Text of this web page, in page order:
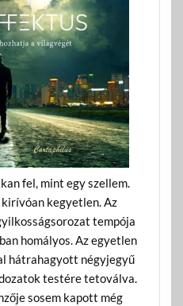
fel, mint egy szellem.
kegyetlen. Az
tempója
homályos. Az egyetlen
hátrahagyott négyjegyű
testére tetoválva.
sosem kapott még